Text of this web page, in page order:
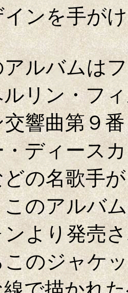
ンを手が
ルバムはフ
リン・フ
響曲第９
ディース
の名歌手
このアルバ
より発売
のジャケ